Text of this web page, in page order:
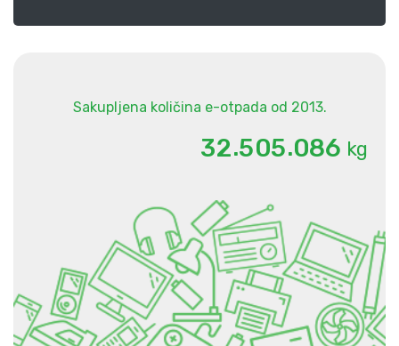
Sakupljena količina e-otpada od 2013.
32.505.086 kg